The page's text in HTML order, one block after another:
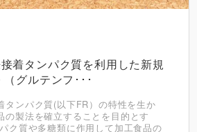
着タンパク質を利用した新規
グルテンフ･･･
タンパク質(以下FR）の特性を生か
の製法を確立することを目的とす
ク質や多糖類に作用して加工食品の